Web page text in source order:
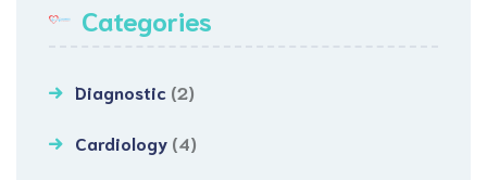
Categories
Diagnostic (2)
Cardiology (4)